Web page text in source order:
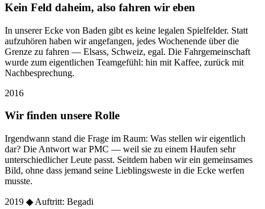
Kein Feld daheim, also fahren wir eben
In unserer Ecke von Baden gibt es keine legalen Spielfelder. Statt
aufzuhören haben wir angefangen, jedes Wochenende über die
Grenze zu fahren — Elsass, Schweiz, egal. Die Fahrgemeinschaft
wurde zum eigentlichen Teamgefühl: hin mit Kaffee, zurück mit
Nachbesprechung.
2016
Wir finden unsere Rolle
Irgendwann stand die Frage im Raum: Was stellen wir eigentlich
dar? Die Antwort war PMC — weil sie zu einem Haufen sehr
unterschiedlicher Leute passt. Seitdem haben wir ein gemeinsames
Bild, ohne dass jemand seine Lieblingsweste in die Ecke werfen
musste.
2019 ◆ Auftritt: Begadi